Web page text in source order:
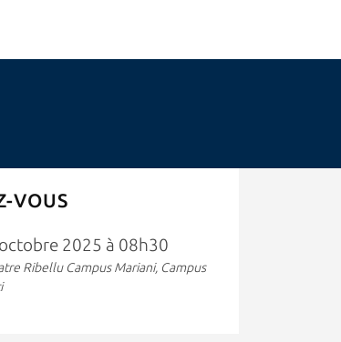
VOUS
2025 à 08h30
Ribellu Campus Mariani, Campus